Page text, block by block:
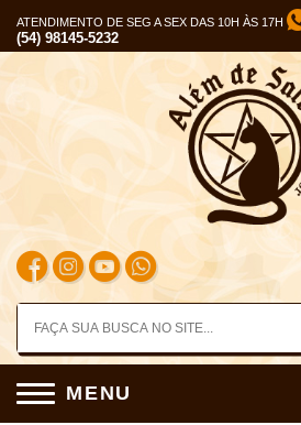
ATENDIMENTO DE SEG A SEX DAS 10H ÀS 17H
(54) 98145-5232
MENU